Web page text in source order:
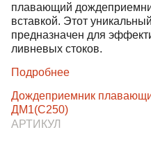
плавающий
вставкой. Этот
предназначен для
ливневых стоков.
Подробнее
Дождеприемник
ДМ1(С250)
АРТИКУЛ